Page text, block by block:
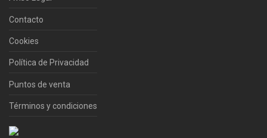
Contacto
Cookies
Política de Privacidad
Puntos de venta
Términos y condiciones